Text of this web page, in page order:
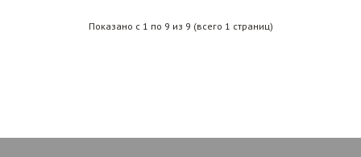
Показано с 1 по 9 из 9 (всего 1 страниц)